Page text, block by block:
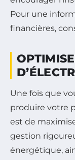
Pour une
financières,
Une fois que
produire votre
est de
gestion
énergétique,